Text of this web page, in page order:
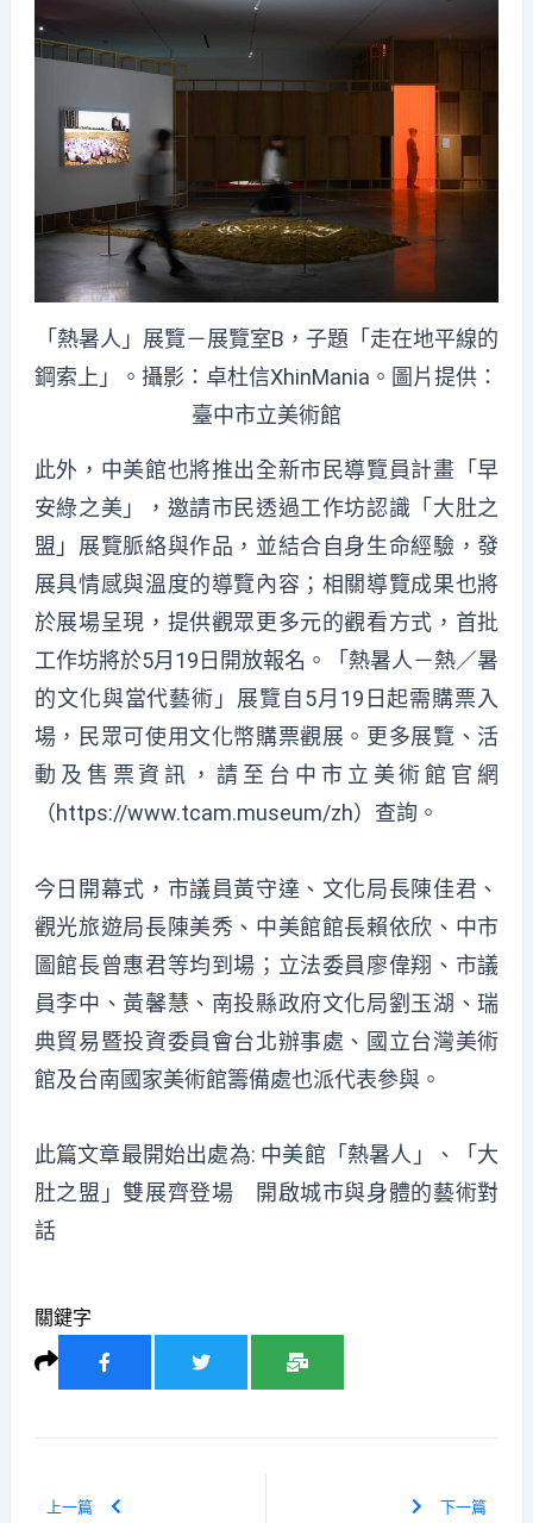
「熱暑人」展覽－展覽室B，子題「走在地平線的
鋼索上」。攝影：卓杜信XhinMania。圖片提供：
臺中市立美術館
此外，中美館也將推出全新市民導覽員計畫「早
安綠之美」，邀請市民透過工作坊認識「大肚之
盟」展覽脈絡與作品，並結合自身生命經驗，發
展具情感與溫度的導覽內容；相關導覽成果也將
於展場呈現，提供觀眾更多元的觀看方式，首批
工作坊將於5月19日開放報名。「熱暑人－熱／暑
的文化與當代藝術」展覽自5月19日起需購票入
場，民眾可使用文化幣購票觀展。更多展覽、活
動及售票資訊，請至台中市立美術館官網
（https://www.tcam.museum/zh）查詢。
今日開幕式，市議員黃守達、文化局長陳佳君、
觀光旅遊局長陳美秀、中美館館長賴依欣、中市
圖館長曾惠君等均到場；立法委員廖偉翔、市議
員李中、黃馨慧、南投縣政府文化局劉玉湖、瑞
典貿易暨投資委員會台北辦事處、國立台灣美術
館及台南國家美術館籌備處也派代表參與。
此篇文章最開始出處為: 中美館「熱暑人」、「大
肚之盟」雙展齊登場 開啟城市與身體的藝術對
話
關鍵字
上一篇 下一篇